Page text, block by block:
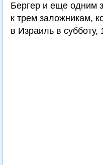
Бергер и еще одним
к трем заложникам,
в Израиль в